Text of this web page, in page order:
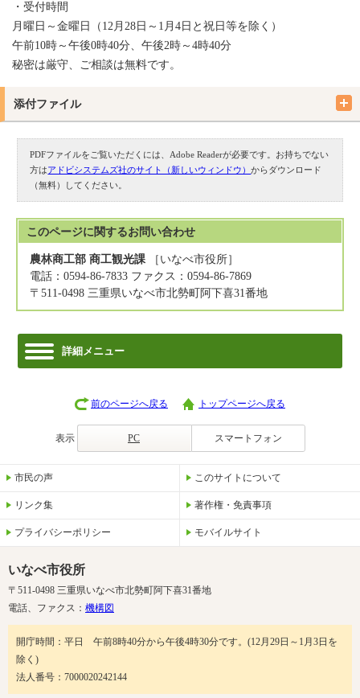
・受付時間
月曜日～金曜日（12月28日～1月4日と祝日等を除く）
午前10時～午後0時40分、午後2時～4時40分
秘密は厳守、ご相談は無料です。
添付ファイル
PDFファイルをご覧いただくには、Adobe Readerが必要です。お持ちでない
方はアドビシステムズ社のサイト（新しいウィンドウ）からダウンロード
（無料）してください。
このページに関するお問い合わせ
農林商工部 商工観光課 ［いなべ市役所］
電話：0594-86-7833 ファクス：0594-86-7869
〒511-0498 三重県いなべ市北勢町阿下喜31番地
詳細メニュー
前のページへ戻る トップページへ戻る
表示 PC スマートフォン
市民の声 このサイトについて
リンク集 著作権・免責事項
プライバシーポリシー モバイルサイト
いなべ市役所
〒511-0498 三重県いなべ市北勢町阿下喜31番地
電話、ファクス： 機構図
開庁時間：平日 午前8時40分から午後4時30分です。(12月29日～1月3日を
除く)
法人番号：7000020242144